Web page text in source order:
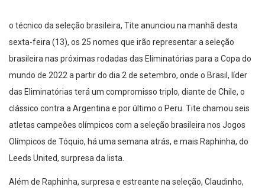
o técnico da seleção brasileira, Tite anunciou na manhã desta
sexta-feira (13), os 25 nomes que irão representar a seleção
brasileira nas próximas rodadas das Eliminatórias para a Copa do
mundo de 2022 a partir do dia 2 de setembro, onde o Brasil, líder
das Eliminatórias terá um compromisso triplo, diante de Chile, o
clássico contra a Argentina e por último o Peru. Tite chamou seis
atletas campeões olímpicos com a seleção brasileira nos Jogos
Olímpicos de Tóquio, há uma semana atrás, e mais Raphinha, do
Leeds United, surpresa da lista.
Além de Raphinha, surpresa e estreante na seleção, Claudinho,